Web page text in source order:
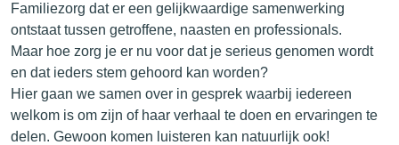
Familiezorg dat er een gelijkwaardige samenwerking
ontstaat tussen getroffene, naasten en professionals.
Maar hoe zorg je er nu voor dat je serieus genomen wordt
en dat ieders stem gehoord kan worden?
Hier gaan we samen over in gesprek waarbij iedereen
welkom is om zijn of haar verhaal te doen en ervaringen te
delen. Gewoon komen luisteren kan natuurlijk ook!